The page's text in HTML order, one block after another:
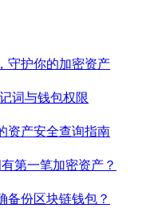
守护你的加密资产
词与钱包权限
资产安全查询指南
第一笔加密资产？
备份区块链钱包？